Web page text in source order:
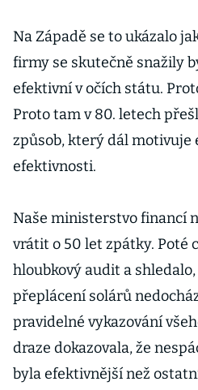
Na Západě se to ukázalo
firmy se skutečně snažily
efektivní v očích státu.
Proto tam v 80. letech
způsob, který dál motivuje
efektivnosti.
Naše ministerstvo financí
vrátit o 50 let zpátky. Poté
hloubkový audit a
přeplácení solárů
pravidelné vykazování
draze dokazovala, že
byla efektivnější než